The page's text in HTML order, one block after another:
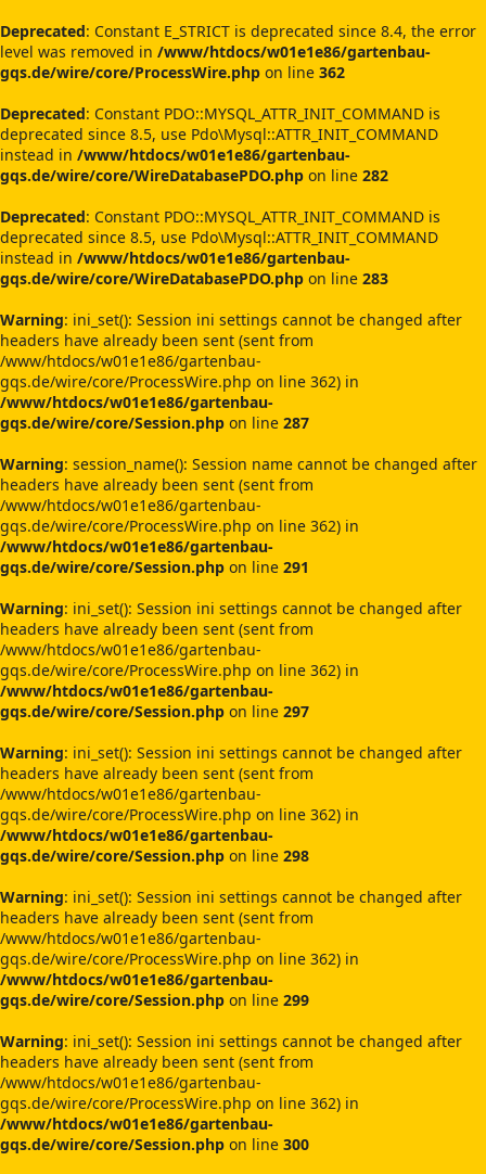
Deprecated: Constant E_STRICT is deprecated since 8.4, the error
level was removed in /www/htdocs/w01e1e86/gartenbau-
gqs.de/wire/core/ProcessWire.php on line 362
Deprecated: Constant PDO::MYSQL_ATTR_INIT_COMMAND is
deprecated since 8.5, use Pdo\Mysql::ATTR_INIT_COMMAND
instead in /www/htdocs/w01e1e86/gartenbau-
gqs.de/wire/core/WireDatabasePDO.php on line 282
Deprecated: Constant PDO::MYSQL_ATTR_INIT_COMMAND is
deprecated since 8.5, use Pdo\Mysql::ATTR_INIT_COMMAND
instead in /www/htdocs/w01e1e86/gartenbau-
gqs.de/wire/core/WireDatabasePDO.php on line 283
Warning: ini_set(): Session ini settings cannot be changed after
headers have already been sent (sent from
/www/htdocs/w01e1e86/gartenbau-
gqs.de/wire/core/ProcessWire.php on line 362) in
/www/htdocs/w01e1e86/gartenbau-
gqs.de/wire/core/Session.php on line 287
Warning: session_name(): Session name cannot be changed after
headers have already been sent (sent from
/www/htdocs/w01e1e86/gartenbau-
gqs.de/wire/core/ProcessWire.php on line 362) in
/www/htdocs/w01e1e86/gartenbau-
gqs.de/wire/core/Session.php on line 291
Warning: ini_set(): Session ini settings cannot be changed after
headers have already been sent (sent from
/www/htdocs/w01e1e86/gartenbau-
gqs.de/wire/core/ProcessWire.php on line 362) in
/www/htdocs/w01e1e86/gartenbau-
gqs.de/wire/core/Session.php on line 297
Warning: ini_set(): Session ini settings cannot be changed after
headers have already been sent (sent from
/www/htdocs/w01e1e86/gartenbau-
gqs.de/wire/core/ProcessWire.php on line 362) in
/www/htdocs/w01e1e86/gartenbau-
gqs.de/wire/core/Session.php on line 298
Warning: ini_set(): Session ini settings cannot be changed after
headers have already been sent (sent from
/www/htdocs/w01e1e86/gartenbau-
gqs.de/wire/core/ProcessWire.php on line 362) in
/www/htdocs/w01e1e86/gartenbau-
gqs.de/wire/core/Session.php on line 299
Warning: ini_set(): Session ini settings cannot be changed after
headers have already been sent (sent from
/www/htdocs/w01e1e86/gartenbau-
gqs.de/wire/core/ProcessWire.php on line 362) in
/www/htdocs/w01e1e86/gartenbau-
gqs.de/wire/core/Session.php on line 300